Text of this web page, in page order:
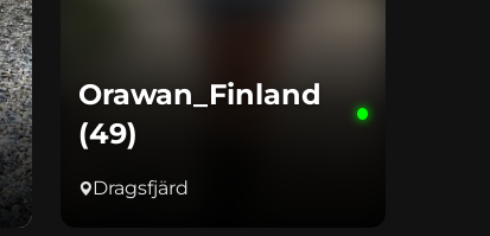
Orawan_Finland
(49)
Dragsfjärd